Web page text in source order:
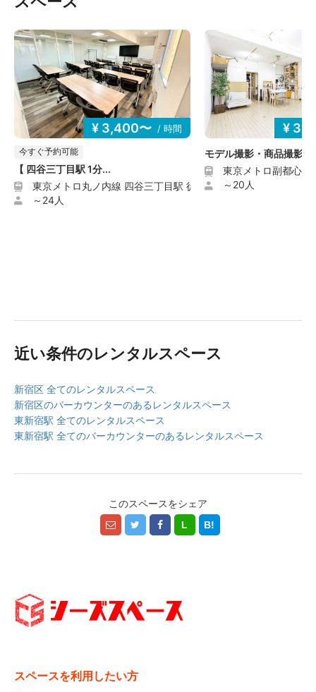
¥ 3,400〜 / 時間
今すぐ予約可能
【 四谷三丁目駅 1分...
東京メトロ丸ノ内線 四谷三丁目駅 徒歩1分
～24人
¥
モデル撮影・商品撮影...
東京メトロ副都心
～20人
近い条件のレンタルスペース
新宿区 全てのレンタルスペース
新宿区のバーカウンターのあるレンタルスペース
東新宿駅 全てのレンタルスペース
東新宿駅 全てのバーカウンターのあるレンタルスペース
このスペースをシェア
L B!
スペースを利用したい方